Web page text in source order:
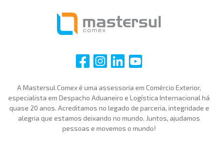
i i i i
A Mastersul Comex é uma assessoria em Comércio Exterior,
especialista em Despacho Aduaneiro e Logística Internacional há
quase 20 anos. Acreditamos no legado de parceria, integridade e
alegria que estamos deixando no mundo. Juntos, ajudamos
pessoas e movemos o mundo!